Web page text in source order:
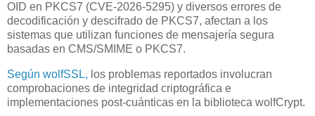
OID en PKCS7 (CVE-2026-5295) y diversos errores de
decodificación y descifrado de PKCS7, afectan a los
sistemas que utilizan funciones de mensajería segura
basadas en CMS/SMIME o PKCS7.
Según wolfSSL, los problemas reportados involucran
comprobaciones de integridad criptográfica e
implementaciones post-cuánticas en la biblioteca wolfCrypt.